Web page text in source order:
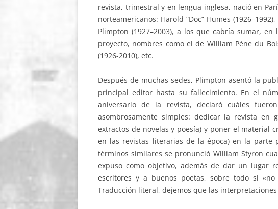
revista, trimestral y en lengua inglesa, nació en
norteamericanos: Harold “Doc” Humes
Plimpton (1927–2003), a los que cabría sumar,
proyecto, nombres como el de William Pène du
(1926-2010), etc.
Después de muchas sedes, Plimpton asentó la
principal editor hasta su fallecimiento. En el
aniversario de la revista, declaró cuáles
asombrosamente simples: dedicar la revista en
extractos de novelas y poesía) y poner el material
en las revistas literarias de la época) en la parte
términos similares se pronunció William Styron
expuso como objetivo, además de dar un lugar
escritores y a buenos poetas, sobre todo si
Traducción literal, dejemos que las